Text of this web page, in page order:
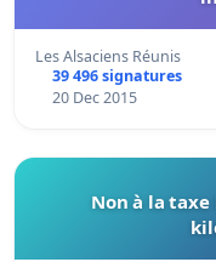
Les Alsaciens Réunis
39 496 signatures
20 Dec 2015
Non à la